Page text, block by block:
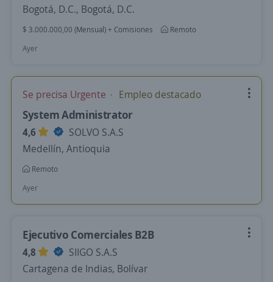
Bogotá, D.C., Bogotá, D.C.
$ 3.000.000,00 (Mensual) + Comisiones
Remoto
Ayer
Se precisa Urgente Empleo destacado
System Administrator
4,6
SOLVO S.A.S
Medellín, Antioquia
Remoto
Ayer
Ejecutivo Comerciales B2B
4,8
SIIGO S.A.S
Cartagena de Indias, Bolívar